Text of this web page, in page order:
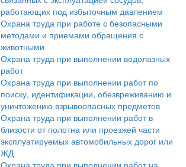
работающих под избыточным давлением
Охрана труда при работе с безопасными
методами и приемами обращения с
животными
Охрана труда при выполнении водолазных
работ
Охрана труда при выполнении работ по
поиску, идентификации, обезвреживанию и
уничтожению взрывоопасных предметов
Охрана труда при выполнении работ в
близости от полотна или проезжей части
эксплуатируемых автомобильных дорог или
ЖД
Охрана труда при выполнении работ на